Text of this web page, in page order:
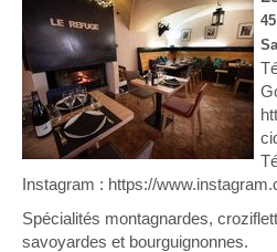
Instagram : https://
Spécialités montagnardes,
savoyardes et bourguignonnes.